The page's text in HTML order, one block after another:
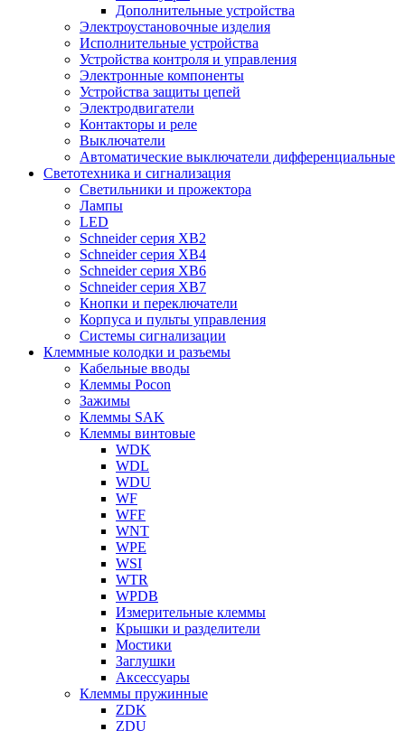
Дополнительные устройства
Электроустановочные изделия
Исполнительные устройства
Устройства контроля и управления
Электронные компоненты
Устройства защиты цепей
Электродвигатели
Контакторы и реле
Выключатели
Автоматические выключатели дифференциальные
Светотехника и сигнализация
Светильники и прожектора
Лампы
LED
Schneider серия XB2
Schneider серия XB4
Schneider серия XB6
Schneider серия XB7
Кнопки и переключатели
Корпуса и пульты управления
Системы сигнализации
Клеммные колодки и разъемы
Кабельные вводы
Клеммы Pocon
Зажимы
Клеммы SAK
Клеммы винтовые
WDK
WDL
WDU
WF
WFF
WNT
WPE
WSI
WTR
WPDB
Измерительные клеммы
Крышки и разделители
Мостики
Заглушки
Аксессуары
Клеммы пружинные
ZDK
ZDU